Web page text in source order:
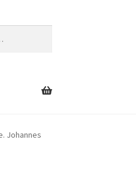
Johannes